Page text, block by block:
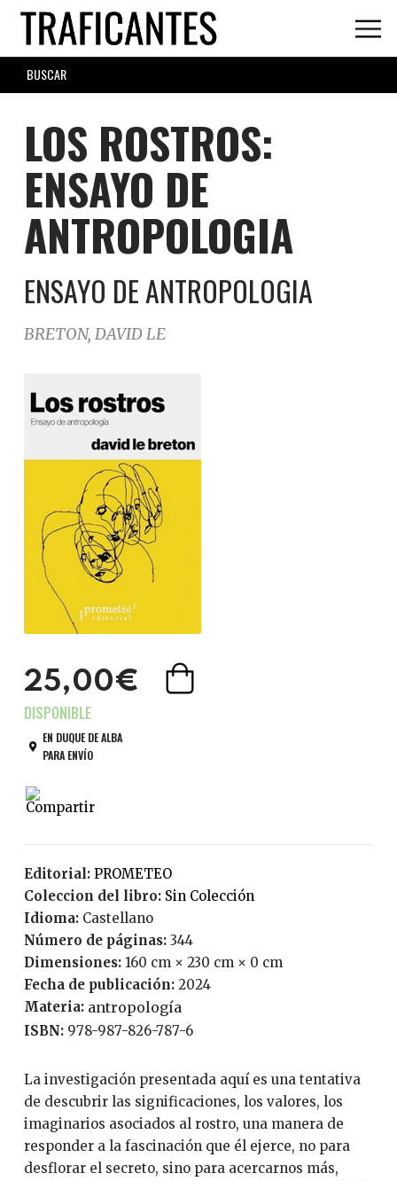
Skip
main
content
SEARCH
FORM
LOS ROSTROS:
ENSAYO DE
ANTROPOLOGIA
ENSAYO DE ANTROPOLOGIA
BRETON, DAVID LE
25,00€
EN DUQUE DE ALBA
PARA ENVÍO
Editorial:
PROMETEO
Coleccion del libro:
Sin Colección
Idioma:
Castellano
Número de páginas:
344
Dimensiones: 160 cm × 230 cm × 0 cm
Fecha de publicación:
2024
Materia: antropología
ISBN: 978-987-826-787-6
La investigación presentada aquí es una tentativa
de descubrir las significaciones, los valores, los
imaginarios asociados al rostro, una manera de
responder a la fascinación que él ejerce, no para
desflorar el secreto, sino para acercarnos más,